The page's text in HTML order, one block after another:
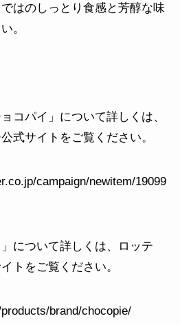
はのしっとり食感と芳醇な味
。
コパイ」について詳しくは、
式サイトをご覧ください。
campaign/newitem/19099
について詳しくは、ロッテ
トをご覧ください。
brand/chocopie/